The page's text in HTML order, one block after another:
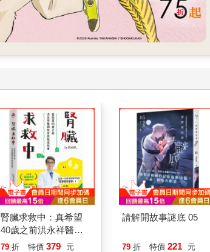
腎臟求救中：真希望
40歲之前洪永祥醫師
就告訴我這些事
79 折 特價 379 元
請解開故事謎底 05
79 折 特價 221 元